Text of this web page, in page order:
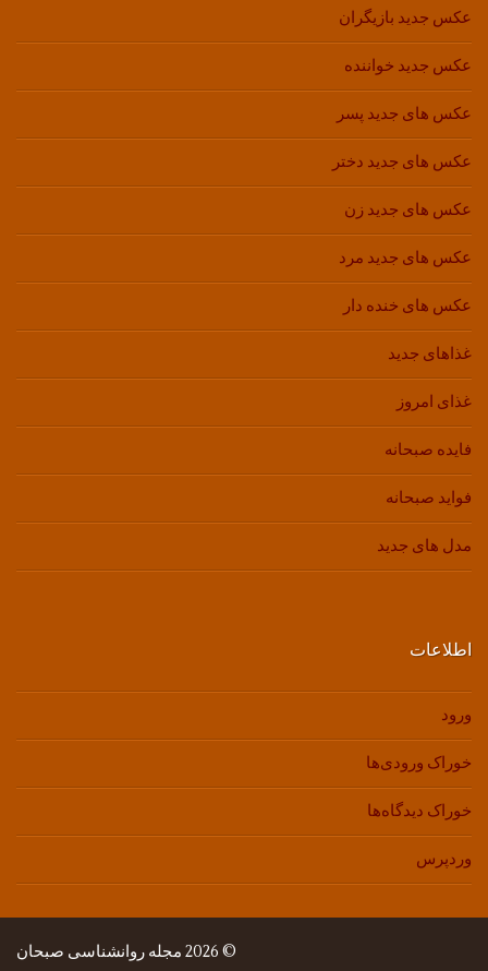
عکس جدید بازیگران
عکس جدید خواننده
عکس های جدید پسر
عکس های جدید دختر
عکس های جدید زن
عکس های جدید مرد
عکس های خنده دار
غذاهای جدید
غذای امروز
فایده صبحانه
فواید صبحانه
مدل های جدید
اطلاعات
ورود
خوراک ورودی‌ها
خوراک دیدگاه‌ها
وردپرس
© 2026 مجله روانشناسی صبحان